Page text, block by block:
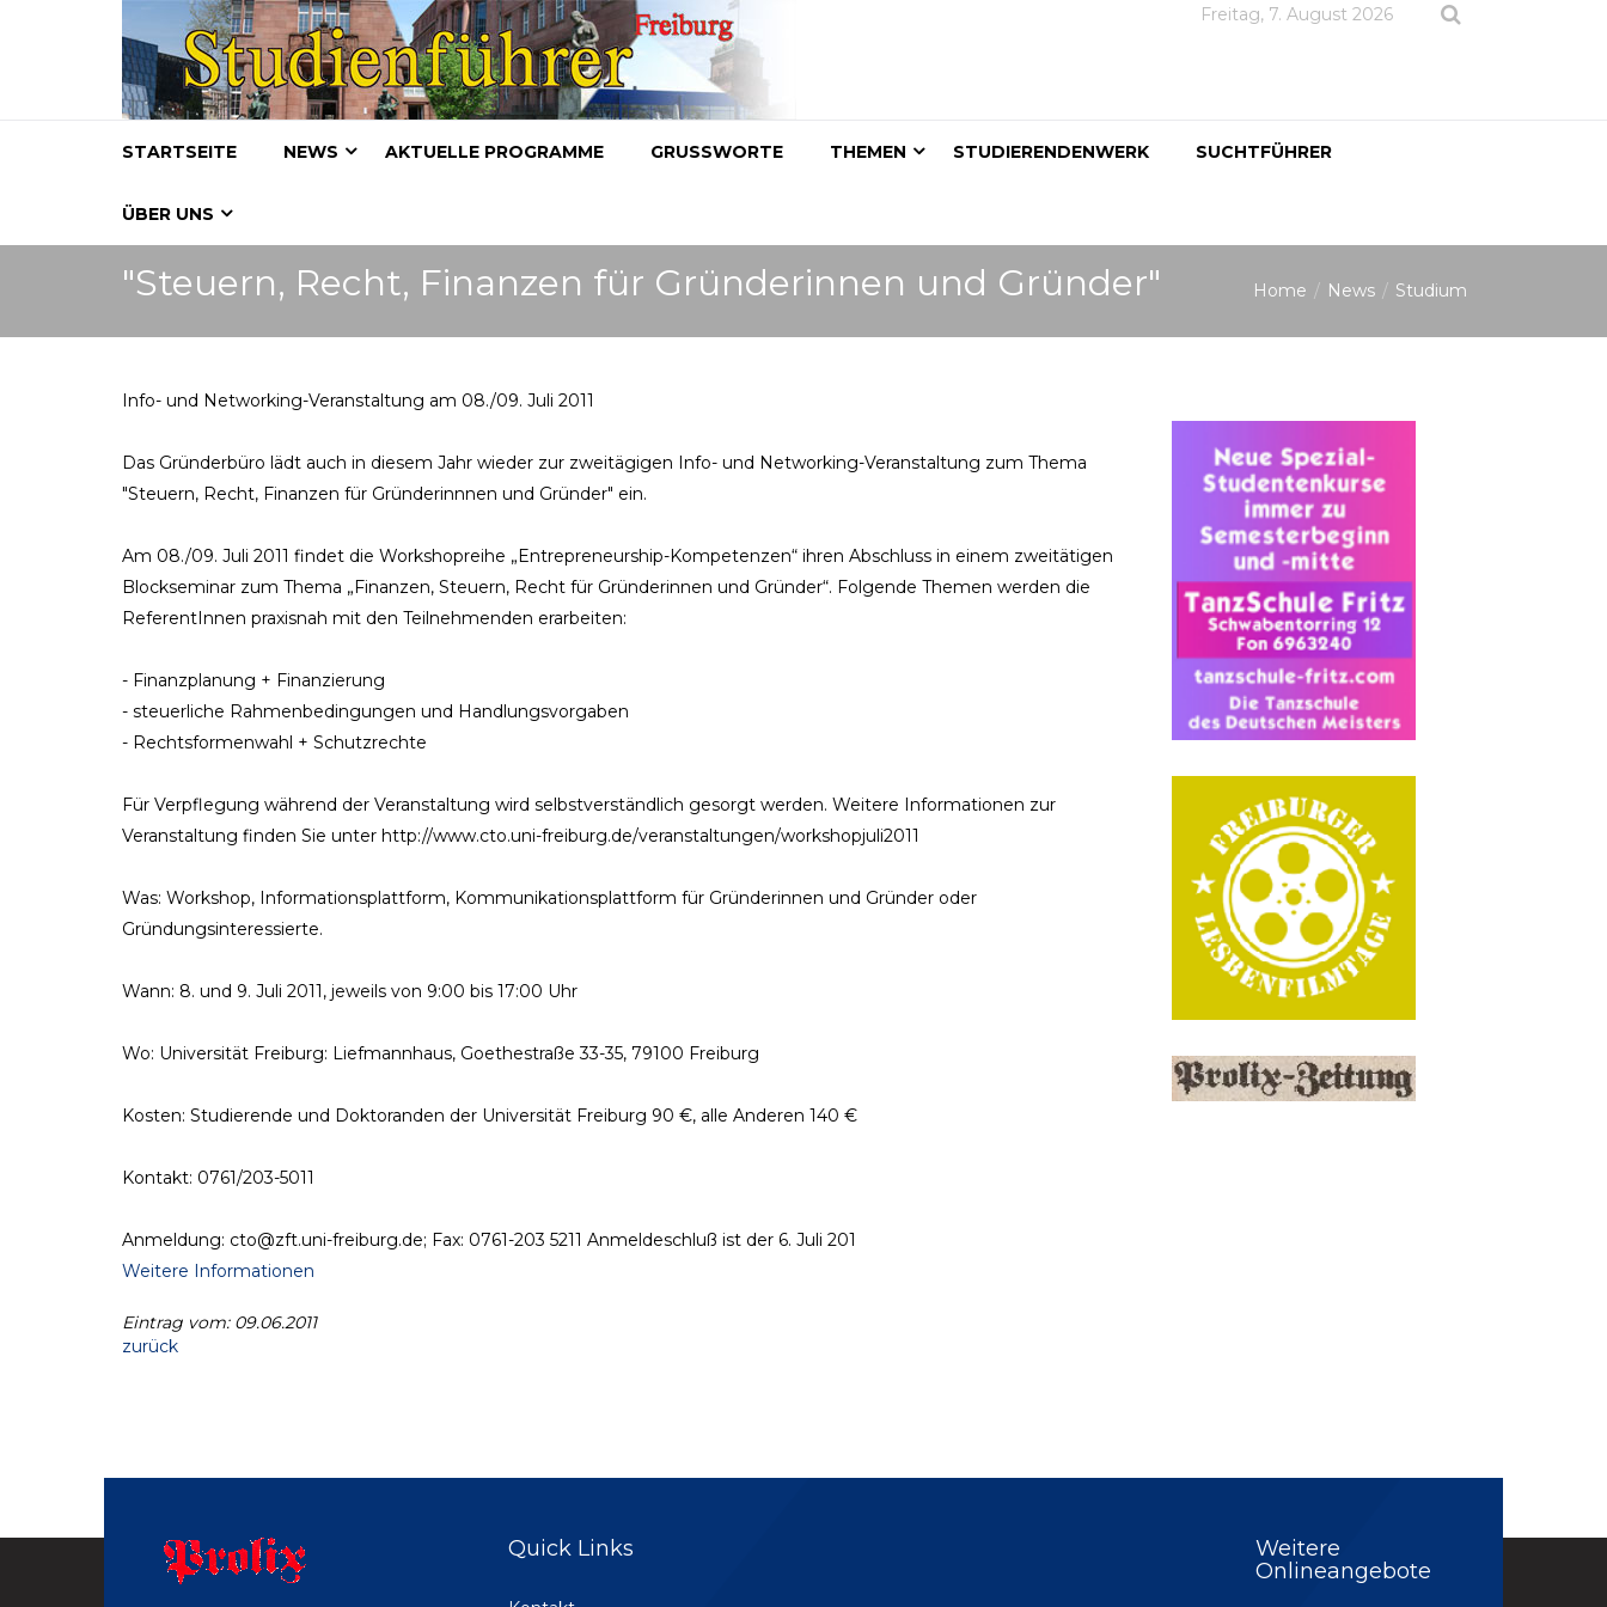
Freitag, 7. August 2026
STARTSEITE NEWS AKTUELLE PROGRAMME GRUSSWORTE THEMEN STUDIERENDENWERK SUCHTFÜHRER
ÜBER UNS
"Steuern, Recht, Finanzen für Gründerinnen und Gründer" Home News Studium
Info- und Networking-Veranstaltung am 08./09. Juli 2011
Das Gründerbüro lädt auch in diesem Jahr wieder zur zweitägigen Info- und Networking-Veranstaltung zum Thema
"Steuern, Recht, Finanzen für Gründerinnnen und Gründer" ein.
Am 08./09. Juli 2011 findet die Workshopreihe „Entrepreneurship-Kompetenzen“ ihren Abschluss in einem zweitätigen
Blockseminar zum Thema „Finanzen, Steuern, Recht für Gründerinnen und Gründer“. Folgende Themen werden die
ReferentInnen praxisnah mit den Teilnehmenden erarbeiten:
- Finanzplanung + Finanzierung
- steuerliche Rahmenbedingungen und Handlungsvorgaben
- Rechtsformenwahl + Schutzrechte
Für Verpflegung während der Veranstaltung wird selbstverständlich gesorgt werden. Weitere Informationen zur
Veranstaltung finden Sie unter http://www.cto.uni-freiburg.de/veranstaltungen/workshopjuli2011
Was: Workshop, Informationsplattform, Kommunikationsplattform für Gründerinnen und Gründer oder
Gründungsinteressierte.
Wann: 8. und 9. Juli 2011, jeweils von 9:00 bis 17:00 Uhr
Wo: Universität Freiburg: Liefmannhaus, Goethestraße 33-35, 79100 Freiburg
Kosten: Studierende und Doktoranden der Universität Freiburg 90 €, alle Anderen 140 €
Kontakt: 0761/203-5011
Anmeldung: cto@zft.uni-freiburg.de; Fax: 0761-203 5211 Anmeldeschluß ist der 6. Juli 201
Weitere Informationen
Eintrag vom: 09.06.2011
zurück
Quick Links
Weitere
Onlineangebote